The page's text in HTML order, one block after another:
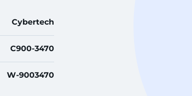
Cybertech
C900-3470
W-9003470